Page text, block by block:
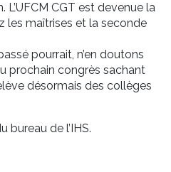
CGT est devenue la
les maîtrises et la seconde
pourrait, n’en doutons
prochain congrès sachant
désormais des collèges
bureau de l’IHS.